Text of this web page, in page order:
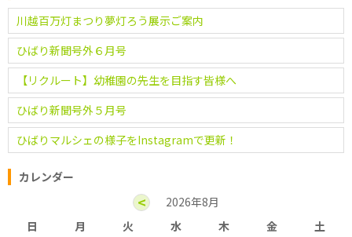
川越百万灯まつり夢灯ろう展示ご案内
ひばり新聞号外６月号
【リクルート】幼稚園の先生を目指す皆様へ
ひばり新聞号外５月号
ひばりマルシェの様子をInstagramで更新！
カレンダー
<
2026年8月
日
月 火 水 木 金 土